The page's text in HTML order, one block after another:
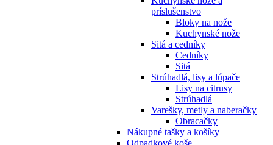
príslušenstvo
Bloky na nože
Kuchynské nože
Sitá a cedníky
Cedníky
Sitá
Strúhadlá, lisy a lúpače
Lisy na citrusy
Strúhadlá
Varešky, metly a naberačky
Obracačky
Nákupné tašky a košíky
Odpadkové koše